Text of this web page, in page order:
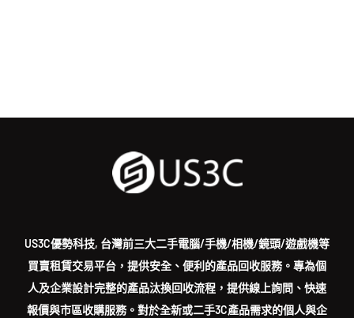
US3C優勢科技, 台灣前三大二手電腦/手機/相機/鏡頭/遊戲機等
買賣租賃交易平台，提供安全、便利的產品回收服務。專為個
人及企業設計完整的產品汰換回收流程，提供線上詢問、快速
報價與市區收購服務。對於全新或二手3C產品需求的個人與企